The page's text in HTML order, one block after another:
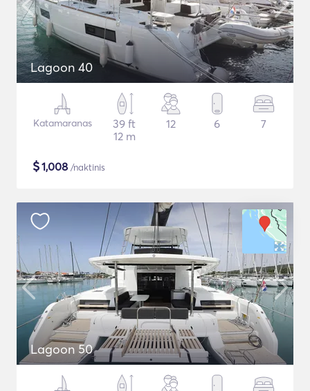
Lagoon 40
Katamaranas
39 ft
12 m
12 6 7
$1,008 /naktinis
Lagoon 50